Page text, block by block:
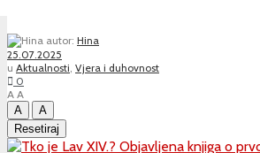
autor: Hina
25.07.2025
u Aktualnosti, Vjera i duhovnost
0
A A
A
A
Resetiraj